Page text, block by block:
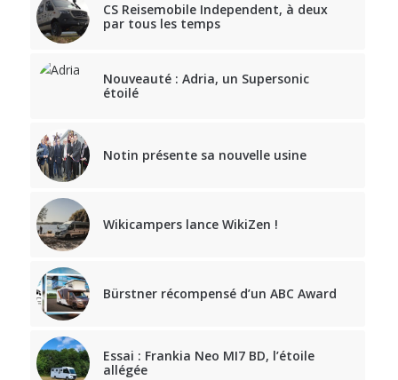
CS Reisemobile Independent, à deux
par tous les temps
Nouveauté : Adria, un Supersonic
étoilé
Notin présente sa nouvelle usine
Wikicampers lance WikiZen !
Bürstner récompensé d’un ABC Award
Essai : Frankia Neo MI7 BD, l’étoile
allégée